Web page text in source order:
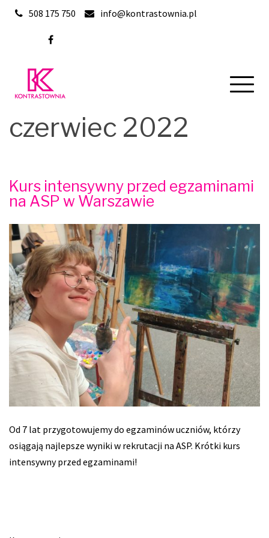
Skip
508 175 750 info@kontrastownia.pl
czerwiec 2022
Kurs intensywny przed egzaminami
na ASP w Warszawie
Od 7 lat przygotowujemy do egzaminów uczniów, którzy
osiągają najlepsze wyniki w rekrutacji na ASP. Krótki kurs
intensywny przed egzaminami!